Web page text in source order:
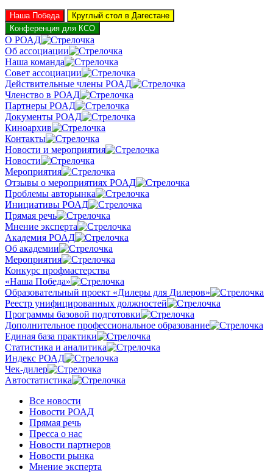
Наша Победа
Круглый стол в Дагестане
Конференция для КСО
О РОАД
Об ассоциации
Наша команда
Совет ассоциации
Действительные члены РОАД
Членство в РОАД
Партнеры РОАД
Документы РОАД
Киноархив
Контакты
Новости и мероприятия
Новости
Мероприятия
Отзывы о мероприятиях РОАД
Проблемы авторынка
Инициативы РОАД
Прямая речь
Мнение эксперта
Академия РОАД
Об академии
Мероприятия
Конкурс профмастерства
«Наша Победа»
Образовательный проект «Дилеры для Дилеров»
Реестр унифицированных должностей
Программы базовой подготовки
Дополнительное профессиональное образование
Единая база практики
Статистика и аналитика
Индекс РОАД
Чек-дилер
Автостатистика
Все новости
Новости РОАД
Прямая речь
Пресса о нас
Новости партнеров
Новости рынка
Мнение эксперта